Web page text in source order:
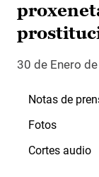
30 de Enero
Notas de
Fotos
Cortes audio